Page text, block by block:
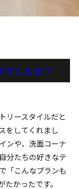
したか？
リースタイルだと
をしてくれまし
ンや、洗面コーナ
分たちの好きなテ
「こんなプランも
かったです。